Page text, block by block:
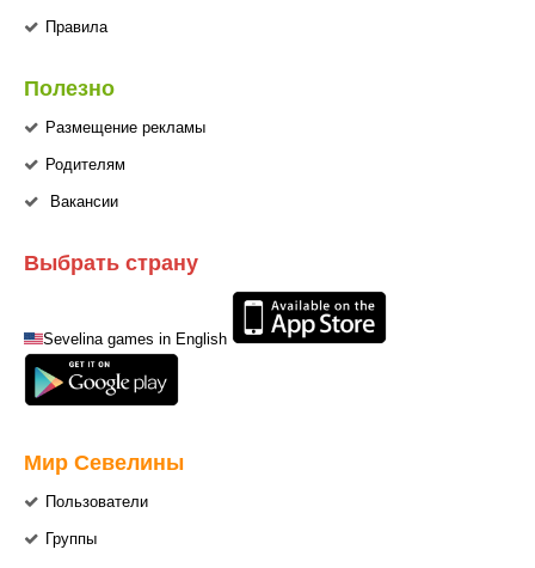
Правила
Полезно
Размещение рекламы
Родителям
Вакансии
Выбрать страну
Sevelina games in English
Мир Севелины
Пользователи
Группы